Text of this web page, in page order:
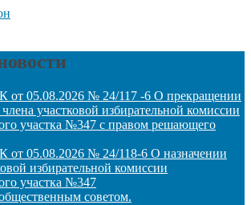
от 05.08.2026 № 24/117 -6 О прекращении
участковой избирательной комиссии
участка №347 с правом решающего
от 05.08.2026 № 24/118-6 О назначении
избирательной комиссии
участка №347
советом.